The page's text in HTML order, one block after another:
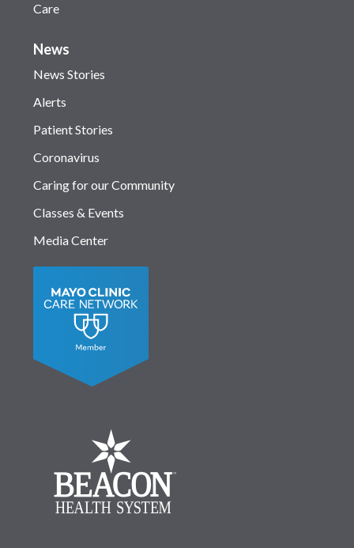
Care
News
News Stories
Alerts
Patient Stories
Coronavirus
Caring for our Community
Classes & Events
Media Center